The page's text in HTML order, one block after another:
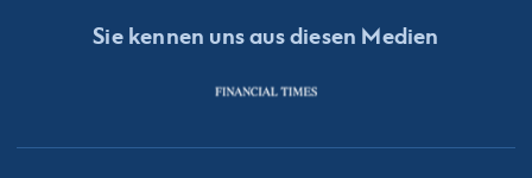
Sie kennen uns aus diesen Medien